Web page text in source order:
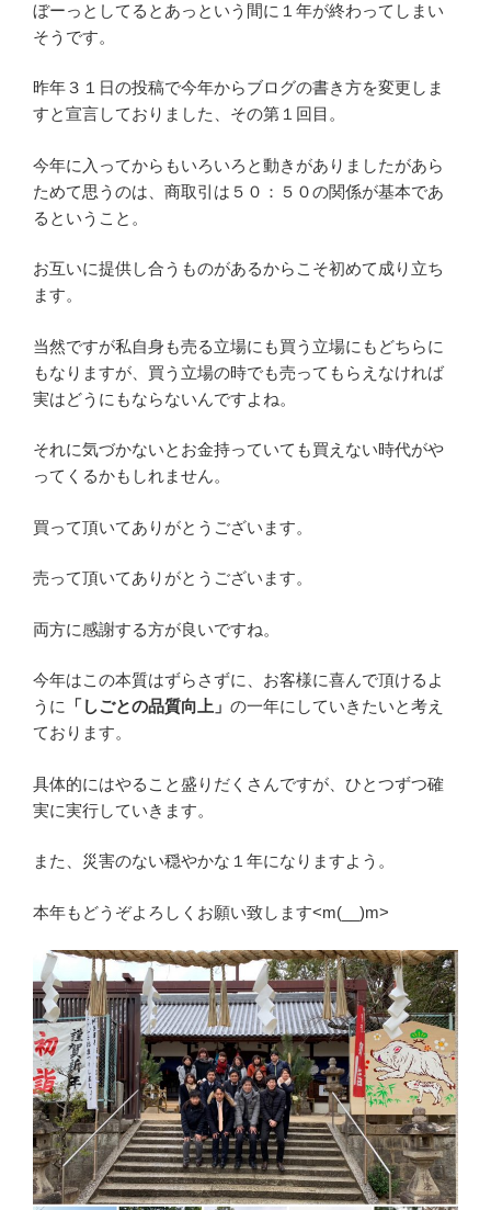
ぼーっとしてるとあっという間に１年が終わってしまい
そうです。
昨年３１日の投稿で今年からブログの書き方を変更しま
すと宣言しておりました、その第１回目。
今年に入ってからもいろいろと動きがありましたがあら
ためて思うのは、商取引は５０：５０の関係が基本であ
るということ。
お互いに提供し合うものがあるからこそ初めて成り立ち
ます。
当然ですが私自身も売る立場にも買う立場にもどちらに
もなりますが、買う立場の時でも売ってもらえなければ
実はどうにもならないんですよね。
それに気づかないとお金持っていても買えない時代がや
ってくるかもしれません。
買って頂いてありがとうございます。
売って頂いてありがとうございます。
両方に感謝する方が良いですね。
今年はこの本質はずらさずに、お客様に喜んで頂けるよ
うに
「しごとの品質向上」 の一年にしていきたいと考え
ております。
具体的にはやること盛りだくさんですが、ひとつずつ確
実に実行していきます。
また、災害のない穏やかな１年になりますよう。
本年もどうぞよろしくお願い致します<m(__)m>